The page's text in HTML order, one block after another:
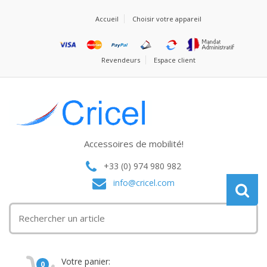
Accueil Choisir votre appareil
Revendeurs Espace client
Accessoires de mobilité!
+33 (0) 974 980 982
info@cricel.com
0 Votre panier: